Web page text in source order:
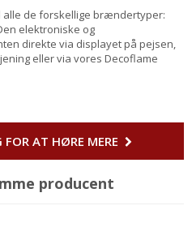
de forskellige brændertyper:
elektroniske og
direkte via displayet på pejsen,
eller via vores Decoflame
AT HØRE MERE
producent